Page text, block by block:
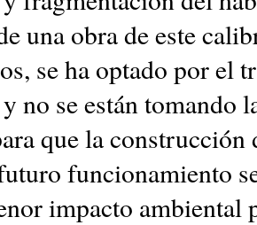
una obra de este
se ha optado por el
no se están tomando
que la construcción
funcionamiento
impacto ambiental